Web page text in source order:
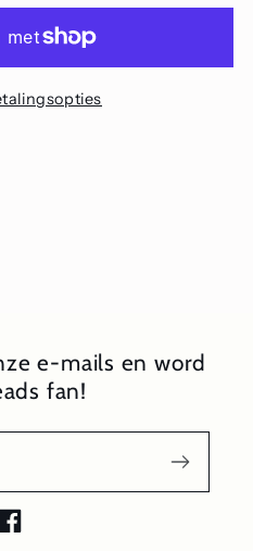
e-mails en word
fan!